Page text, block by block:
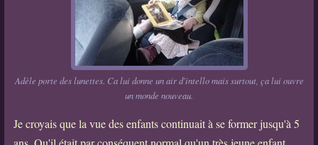
Adèle porte des lunettes. Ca lui donne un air d'intello mais surtout, ça lui ouvre
un monde nouveau.
Je croyais que la vue des enfants continuait à se former jusqu'à 5